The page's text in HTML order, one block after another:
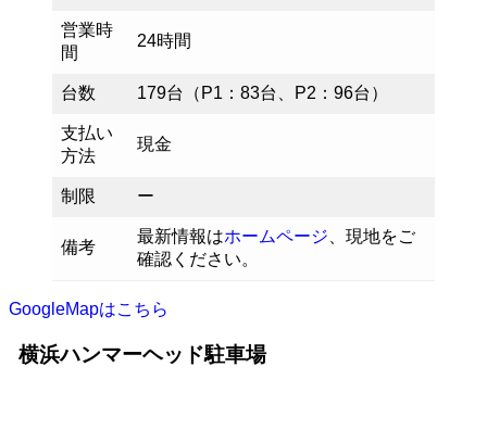
営業時
間
24時間
台数 179台（P1：83台、P2：96台）
支払い
方法
現金
制限 ー
備考
最新情報はホームページ 、現地をご
確認ください。
GoogleMapはこちら
横浜ハンマーヘッド駐車場